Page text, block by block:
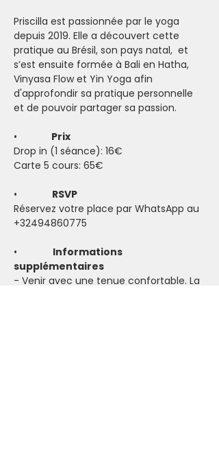
Priscilla est passionnée par le yoga
depuis 2019. Elle a découvert cette
pratique au Brésil, son pays natal,  et
s’est ensuite formée à Bali en Hatha,
Vinyasa Flow et Yin Yoga afin
d'approfondir sa pratique personnelle
et de pouvoir partager sa passion.
•
Prix
Drop in (1 séance): 16€
Carte 5 cours: 65€
•
RSVP
Réservez votre place par WhatsApp au
+32494860775
• Informations
supplémentaires
- Venir avec une tenue confortable. La